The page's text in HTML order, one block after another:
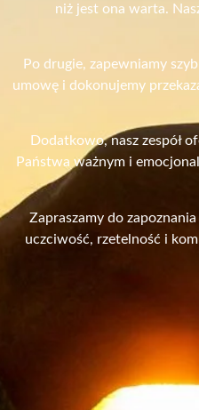
niż jest ona warta.
Po drugie, zapewniamy
umowę i dokonujemy
Dodatkowo, nasz zespół
Państwa ważnym i
Zapraszamy do
uczciwość, rzetelność i